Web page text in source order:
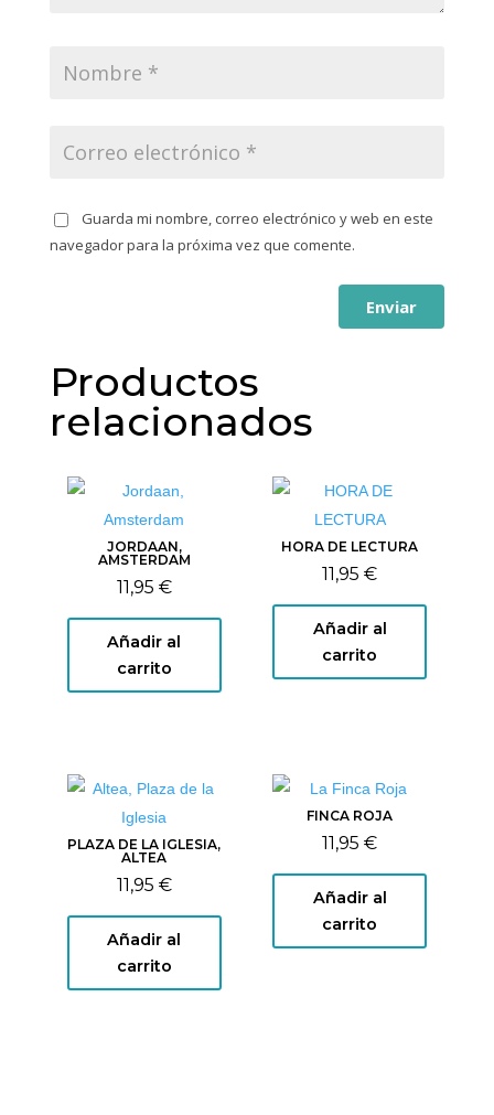
Guarda mi nombre, correo electrónico y web en este
navegador para la próxima vez que comente.
Enviar
Productos
relacionados
JORDAAN,
AMSTERDAM
11,95 €
Añadir al
carrito
HORA DE LECTURA
11,95€
Añadir al
carrito
PLAZA DE LA IGLESIA,
ALTEA
11,95 €
Añadir al
carrito
FINCA ROJA
11,95€
Añadir al
carrito